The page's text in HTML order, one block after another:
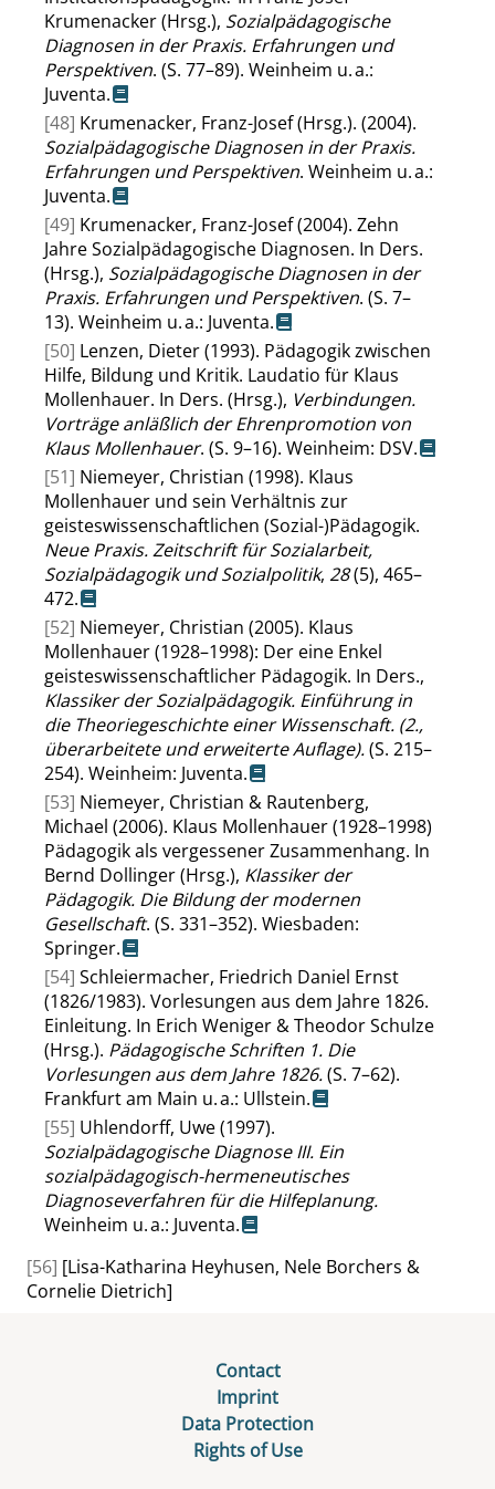
Krumenacker (Hrsg.), Sozialpädagogische
Diagnosen in der Praxis. Erfahrungen und
Perspektiven. (S. 77–89). Weinheim u. a.:
Juventa.
[48] Krumenacker, Franz-Josef (Hrsg.). (2004).
Sozialpädagogische Diagnosen in der Praxis.
Erfahrungen und Perspektiven. Weinheim u. a.:
Juventa.
[49] Krumenacker, Franz-Josef (2004). Zehn
Jahre Sozialpädagogische Diagnosen. In Ders.
(Hrsg.), Sozialpädagogische Diagnosen in der
Praxis. Erfahrungen und Perspektiven. (S. 7–
13). Weinheim u. a.: Juventa.
[50] Lenzen, Dieter (1993). Pädagogik zwischen
Hilfe, Bildung und Kritik. Laudatio für Klaus
Mollenhauer. In Ders. (Hrsg.), Verbindungen.
Vorträge anläßlich der Ehrenpromotion von
Klaus Mollenhauer. (S. 9–16). Weinheim: DSV.
[51] Niemeyer, Christian (1998). Klaus
Mollenhauer und sein Verhältnis zur
geisteswissenschaftlichen (Sozial-)Pädagogik.
Neue Praxis. Zeitschrift für Sozialarbeit,
Sozialpädagogik und Sozialpolitik, 28(5), 465–
472.
[52] Niemeyer, Christian (2005). Klaus
Mollenhauer (1928–1998): Der eine Enkel
geisteswissenschaftlicher Pädagogik. In Ders.,
Klassiker der Sozialpädagogik. Einführung in
die Theoriegeschichte einer Wissenschaft. (2.,
überarbeitete und erweiterte Auflage).(S. 215–
254). Weinheim: Juventa.
[53] Niemeyer, Christian & Rautenberg,
Michael (2006). Klaus Mollenhauer (1928–1998)
Pädagogik als vergessener Zusammenhang. In
Bernd Dollinger (Hrsg.), Klassiker der
Pädagogik. Die Bildung der modernen
Gesellschaft. (S. 331–352). Wiesbaden:
Springer.
[54] Schleiermacher, Friedrich Daniel Ernst
(1826/1983). Vorlesungen aus dem Jahre 1826.
Einleitung. In Erich Weniger & Theodor Schulze
(Hrsg.). Pädagogische Schriften 1. Die
Vorlesungen aus dem Jahre 1826.(S. 7–62).
Frankfurt am Main u. a.: Ullstein.
[55] Uhlendorff, Uwe (1997).
Sozialpädagogische Diagnose III. Ein
sozialpädagogisch-hermeneutisches
Diagnoseverfahren für die Hilfeplanung.
Weinheim u. a.: Juventa.
[56] [Lisa-Katharina Heyhusen, Nele Borchers &
Cornelie Dietrich]
Contact
Imprint
Data Protection
Rights of Use